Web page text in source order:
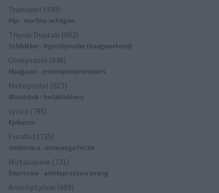
Tramadol (939)
Pijn - morfine-achtigen
Thyrax Duotab (882)
Schildklier - hypothyroidie (traagwerkend)
Omeprazol (848)
Maagzuur - protonpompremmers
Metoprolol (817)
Bloeddruk - betablokkers
Lyrica (795)
Epilepsie
Furabid (735)
Antibiotica - urineweginfectie
Mirtazapine (731)
Depressie - antidepressiva overig
Amitriptyline (699)